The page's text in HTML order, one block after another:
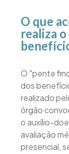
O que
realiza
O "pente
dos
realizado
órgão
o auxílio-
avaliação
presencial,